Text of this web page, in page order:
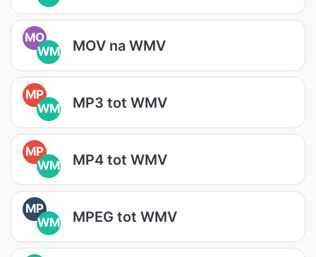
MO
WM
MOV na WMV
MP
WM
MP3 tot WMV
MP
WM
MP4 tot WMV
MP
WM
MPEG tot WMV